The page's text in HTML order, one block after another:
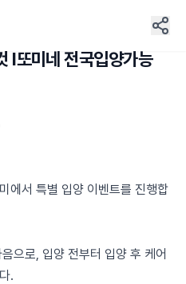
I또미네 전국입양가능
에서 특별 입양 이벤트를 진행합
으로, 입양 전부터 입양 후 케어
.